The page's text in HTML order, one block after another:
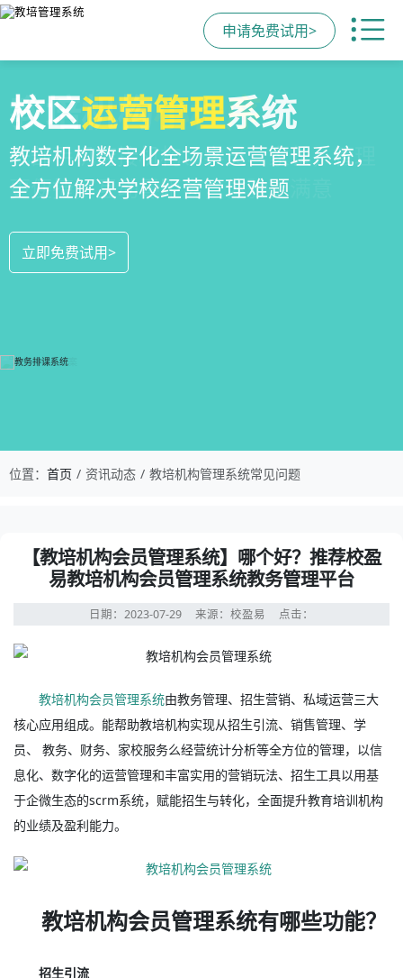
申请免费试用>
全场景招生方案
全场景招生方案+产品矩阵，帮助教育机
构低成本实现生源指数级增长
立即免费试用>
教培机构小程序
一部手机链接机构、学员、家长，管理
更便捷，互动零距离，体验更满意
立即免费试用>
校区运营管理系统
教培机构数字化全场景运营管理系统，
全方位解决学校经营管理难题
立即免费试用>
位置： 首页 资讯动态 教培机构管理系统常见问题
【教培机构会员管理系统】哪个好？推荐校盈
易教培机构会员管理系统教务管理平台
日期：2023-07-29 来源：校盈易 点击：
教培机构会员管理系统由教务管理、招生营销、私域运营三大
核心应用组成。能帮助教培机构实现从招生引流、销售管理、学
员、 教务、财务、家校服务么经营统计分析等全方位的管理，以信
息化、数字化的运营管理和丰富实用的营销玩法、招生工具以用基
于企微生态的scrm系统，赋能招生与转化，全面提升教育培训机构
的业绩及盈利能力。
教培机构会员管理系统有哪些功能？
招生引流